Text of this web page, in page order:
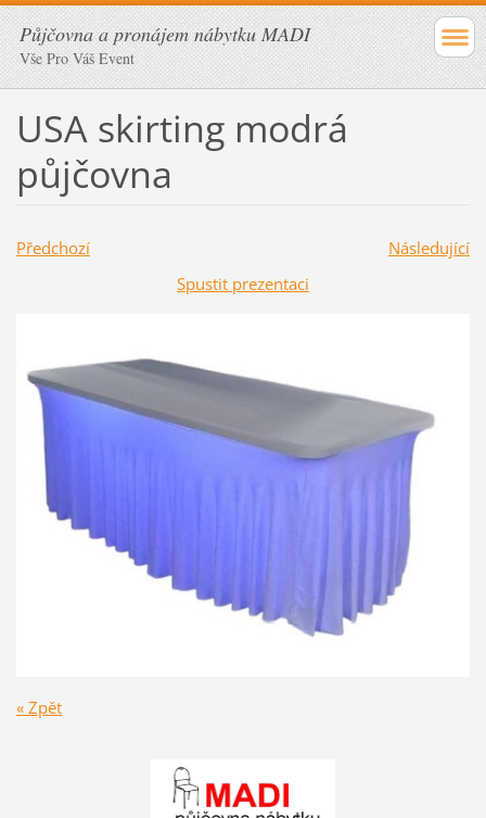
Půjčovna a pronájem nábytku MADI
Vše Pro Váš Event
USA skirting modrá
půjčovna
Předchozí
Následující
Spustit prezentaci
« Zpět